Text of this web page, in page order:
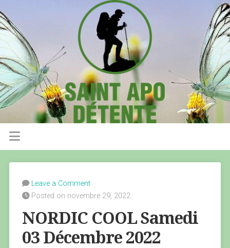
Leave a Comment
Posted on novembre 29, 2022
NORDIC COOL Samedi
03 Décembre 2022